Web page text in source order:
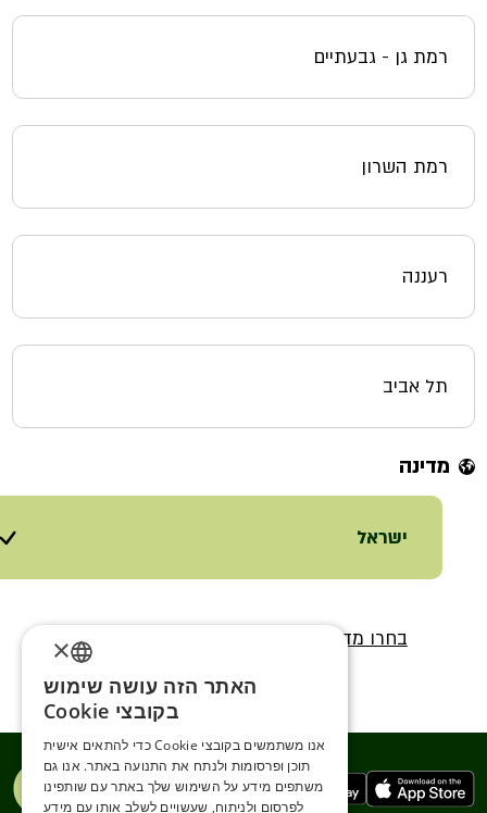
רמת גן - גבעתיים
רמת השרון
רעננה
תל אביב
מדינה
ישראל
בחרו מדינה
ENGLISH
SERBIA
HEBREW
×
האתר הזה עושה שימוש
בקובצי Cookie
אנו משתמשים בקובצי Cookie כדי להתאים אישית
תוכן ופרסומות ולנתח את התנועה באתר. אנו גם
משתפים מידע על השימוש שלך באתר עם שותפינו
לפרסום ולניתוח, שעשויים לשלב אותו עם מידע